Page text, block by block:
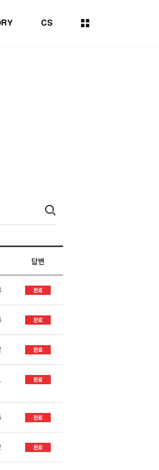
CS
답변
완료
완료
완료
완료
완료
완료